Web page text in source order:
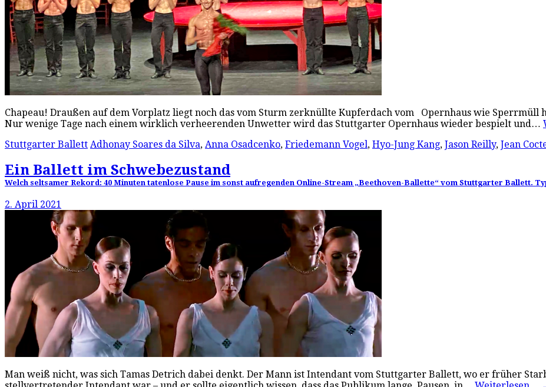
Chapeau! Draußen auf dem Vorplatz liegt noch das vom Sturm zerknüllte Kupferdach vom Opernhaus wie Sperrmüll
Nur wenige Tage nach einem wirklich verheerenden Unwetter wird das Stuttgarter Opernhaus wieder bespielt und…
Stuttgarter Ballett Adhonay Soares da Silva, Anna Osadcenko, Friedemann Vogel, Hyo-Jung Kang, Jason Reilly, Jean
Ein Ballett im Schwebezustand
Welch seltsamer Rekord: 40 Minuten tatenlose Pause im sonst aufregenden Online-Stream „Beethoven-Ballette“ vom Stuttgarter Ballett.
2. April 2021
Man weiß nicht, was sich Tamas Detrich dabei denkt. Der Mann ist Intendant vom Stuttgarter Ballett, wo er früher